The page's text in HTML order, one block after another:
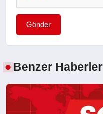
Gönder
Benzer Haberler